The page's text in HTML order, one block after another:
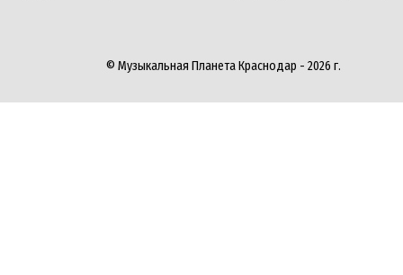
© Музыкальная Планета Краснодар - 2026 г.